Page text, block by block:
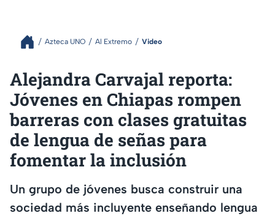
Azteca UNO Al Extremo Video
Alejandra Carvajal reporta:
Jóvenes en Chiapas rompen
barreras con clases gratuitas
de lengua de señas para
fomentar la inclusión
Un grupo de jóvenes busca construir una
sociedad más incluyente enseñando lengua